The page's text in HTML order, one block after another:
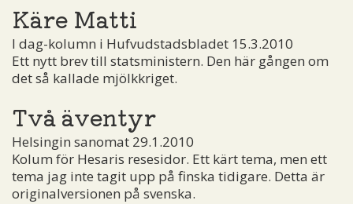
Käre Matti
I dag-kolumn i Hufvudstadsbladet 15.3.2010
Ett nytt brev till statsministern. Den här gången om
det så kallade mjölkkriget.
Två äventyr
Helsingin sanomat 29.1.2010
Kolum för Hesaris resesidor. Ett kärt tema, men ett
tema jag inte tagit upp på finska tidigare. Detta är
originalversionen på svenska.